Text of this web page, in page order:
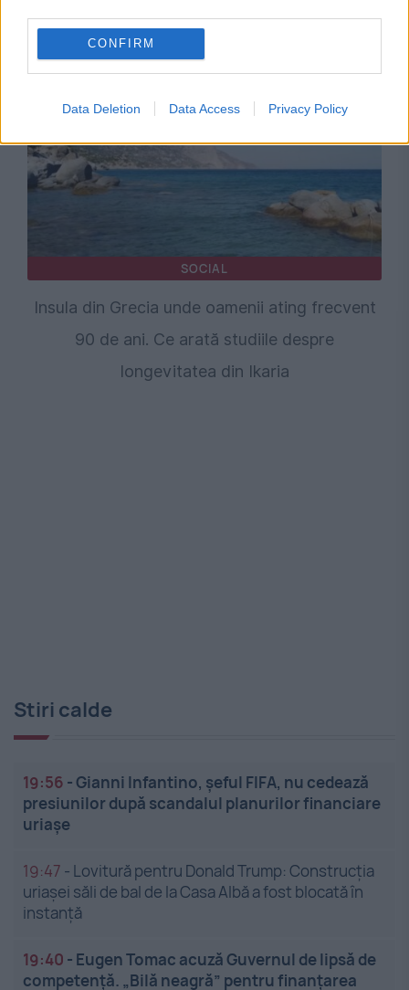
CONFIRM
Data Deletion Data Access Privacy Policy
prevenție și complicații grave
SOCIAL
Insula din Grecia unde oamenii ating frecvent
90 de ani. Ce arată studiile despre
longevitatea din Ikaria
Stiri calde
19:56 -Gianni Infantino, șeful FIFA, nu cedează
presiunilor după scandalul planurilor financiare
uriașe
19:47 - Lovitură pentru Donald Trump: Construcția
uriașei săli de bal de la Casa Albă a fost blocată în
instanță
19:40 - Eugen Tomac acuză Guvernul de lipsă de
competență. „Bilă neagră” pentru finanțarea